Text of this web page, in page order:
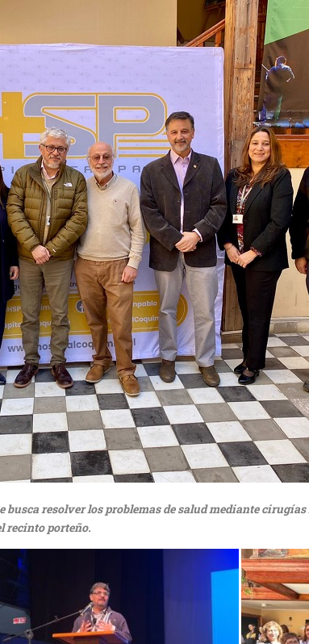
resolver los problemas de salud mediante
recinto porteño.